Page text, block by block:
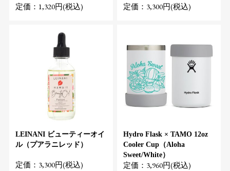
定価：1,320円(税込) 定価：3,300円(税込)
LEINANI ビューティーオイ
ル（プアラニレッド）
定価：3,300円(税込)
Hydro Flask × TAMO 12oz
Cooler Cup（Aloha
Sweet/White）
定価：3,960円(税込)